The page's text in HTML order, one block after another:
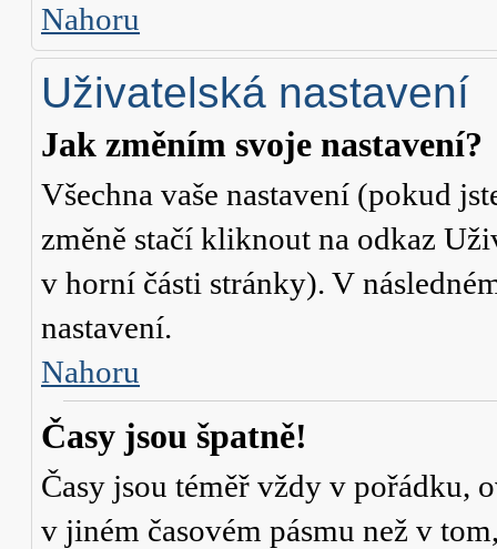
Nahoru
Uživatelská nastavení
Jak změním svoje nastavení?
Všechna vaše nastavení (pokud
změně stačí kliknout na odkaz
v horní části stránky). V
nastavení.
Nahoru
Časy jsou špatně!
Časy jsou téměř vždy v pořádku,
v jiném časovém pásmu než v